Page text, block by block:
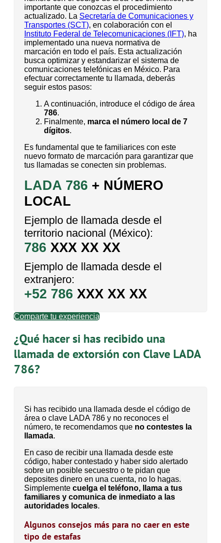
importante que conozcas el procedimiento
actualizado. La Secretaría de Comunicaciones y
Transportes (SCT), en colaboración con el
Instituto Federal de Telecomunicaciones (IFT), ha
implementado una nueva normativa de
marcación en todo el país. Esta actualización
busca optimizar y estandarizar el sistema de
comunicaciones telefónicas en México. Para
efectuar correctamente tu llamada, deberás
seguir estos pasos:
A continuación, introduce el código de área
786.
Finalmente, marca el número local de 7
dígitos.
Es fundamental que te familiarices con este
nuevo formato de marcación para garantizar que
tus llamadas se conecten sin problemas.
LADA 786 + NÚMERO
LOCAL
Ejemplo de llamada desde el
territorio nacional (México):
786 XXX XX XX
Ejemplo de llamada desde el
extranjero:
+52 786 XXX XX XX
Comparte tu experiencia
¿Qué hacer si has recibido una
llamada de extorsión con Clave LADA
786?
Si has recibido una llamada desde el código de
área o clave LADA 786 y no reconoces el
número, te recomendamos que no contestes la
llamada.
En caso de recibir una llamada desde este
código, haber contestado y haber sido alertado
sobre un posible secuestro o te pidan que
deposites dinero en una cuenta, no lo hagas.
Simplemente cuelga el teléfono, llama a tus
familiares y comunica de inmediato a las
autoridades locales.
Algunos consejos más para no caer en este
tipo de estafas